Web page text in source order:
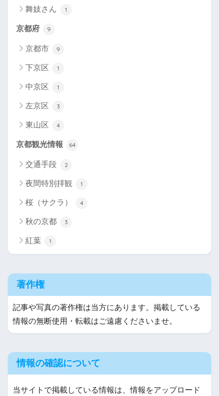
舞妓さん 1
京都府 9
京都市 9
下京区 1
中京区 1
左京区 3
東山区 4
京都観光情報 64
交通手段 2
夜間特別拝観 1
桜（サクラ） 4
秋の京都 3
紅葉 1
著作権
記事や写真の著作権は当方にあります。掲載している
情報の無断使用・転載はご遠慮くださいませ。
情報の確認について
当サイトで掲載している情報は、情報をアップロード